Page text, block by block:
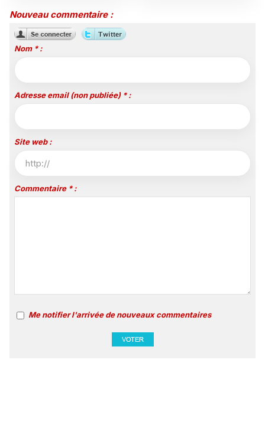
attractives
Nouveau commentaire :
Nom * :
Adresse email (non publiée) * :
Site web :
Commentaire * :
Me notifier l'arrivée de nouveaux commentaires